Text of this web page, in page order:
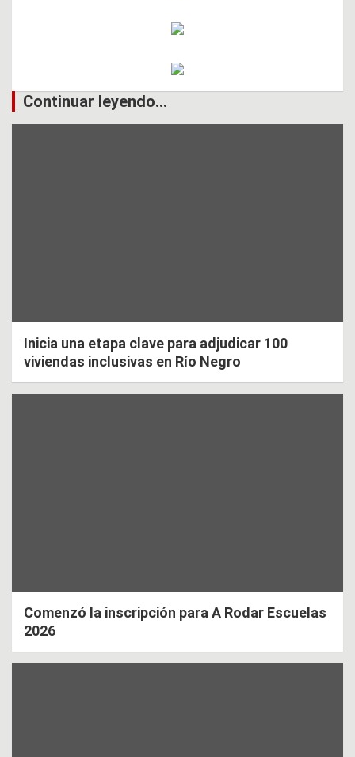
Continuar leyendo...
Inicia una etapa clave para adjudicar 100
viviendas inclusivas en Río Negro
Comenzó la inscripción para A Rodar Escuelas
2026